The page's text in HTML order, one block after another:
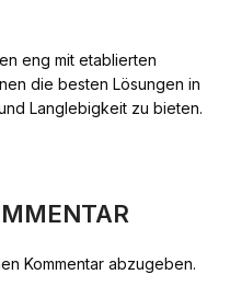
eng mit etablierten
die besten Lösungen in
Langlebigkeit zu bieten.
Kommentar abzugeben.